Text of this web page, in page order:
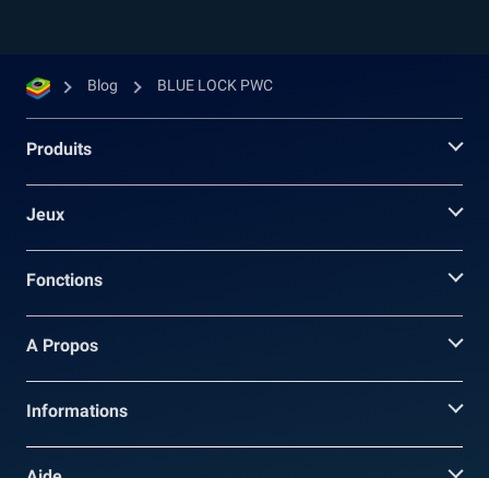
Blog BLUE LOCK PWC
Produits
Jeux
Fonctions
A Propos
Informations